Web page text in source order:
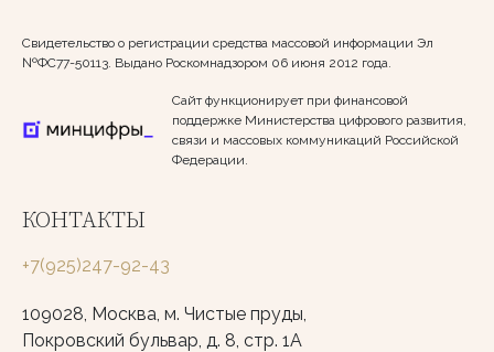
Свидетельство о регистрации средства массовой информации Эл
№ФС77-50113. Выдано Роскомнадзором 06 июня 2012 года.
Сайт функционирует при финансовой
поддержке Министерства цифрового развития,
связи и массовых коммуникаций Российской
Федерации.
КОНТАКТЫ
+7(925)247-92-43
109028, Москва, м. Чистые пруды,
Покровский бульвар, д. 8, стр. 1А